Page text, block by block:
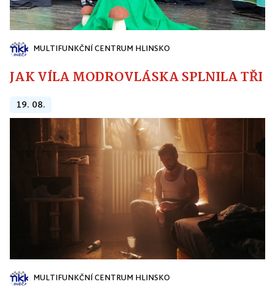
MULTIFUNKČNÍ CENTRUM HLINSKO
JAK VÍLA MODROVLÁSKA SPLNILA
19. 08.
MULTIFUNKČNÍ CENTRUM HLINSKO